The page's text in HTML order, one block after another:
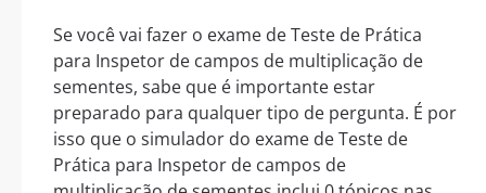
Se você vai fazer o exame de Teste de Prática
para Inspetor de campos de multiplicação de
sementes, sabe que é importante estar
preparado para qualquer tipo de pergunta. É por
isso que o simulador do exame de Teste de
Prática para Inspetor de campos de